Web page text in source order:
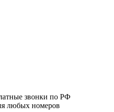
звонки по РФ
любых номеров